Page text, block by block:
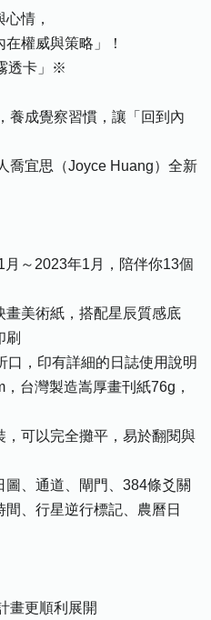
情，
權威與策略」！
透卡」※
成覺察習慣，讓「回到內
宜思（Joyce Huang）全新
～2023年1月，陪伴你13個
美術紙，搭配星辰質感底
刷
，印有詳細的日誌使用說明
灣製造嵩厚畫刊紙76g，
可以完全攤平，易於翻閱與
、通道、閘門、384條爻關
、行星逆行標記、農曆日
更順利展開